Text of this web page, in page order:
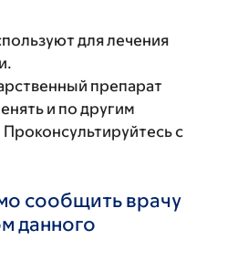
для лечения
препарат
и по другим
с
сообщить врачу
данного